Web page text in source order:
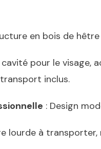
en bois de
cavité pour le visage,
inclus.
: Design
lourde à